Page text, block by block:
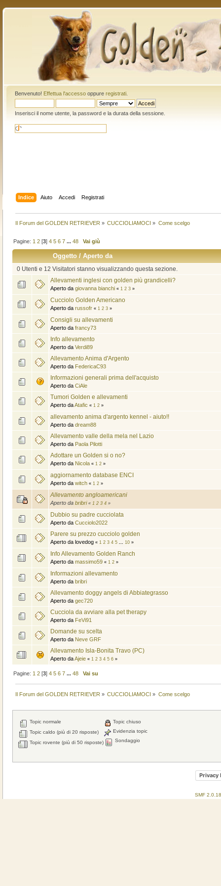
Benvenuto! Effettua l'accessooppure registrati.
Inserisci il nome utente, la password e la durata della sessione.
Indice Aiuto Accedi Registrati
Il Forum del GOLDEN RETRIEVER » CUCCIOLIAMOCI » Come scelgo
Pagine: 1 2 [3]4 5 6 7 ...48 Vai giù
Oggetto/Aperto da
0 Utenti e 12 Visitatori stanno visualizzando questa sezione.
Allevamenti inglesi con golden più grandicelli?
Aperto da giovanna bianchi « 1 2 3»
Cucciolo Golden Americano
Aperto da russofr « 1 2 3»
Consigli su allevamenti
Aperto da francy73
Info allevamento
Aperto da Verdi89
Allevamento Anima d'Argento
Aperto da FedericaC93
Informazioni generali prima dell'acquisto
Aperto da CiAle
Tumori Golden e allevamenti
Aperto daAtafic « 1 2»
allevamento anima d'argento kennel - aiuto!!
Aperto da dream88
Allevamento valle della mela nel Lazio
Aperto da Paola Pilotti
Adottare un Golden si o no?
Aperto da Nicola « 1 2»
aggiornamento database ENCI
Aperto da witch « 1 2»
Allevamento angloamericani
Aperto da bribri « 1 2 3 4»
Dubbio su padre cucciolata
Aperto da Cucciolo2022
Parere su prezzo cucciolo golden
Aperto da lovedog « 1 2 3 4 5 10»
Info Allevamento Golden Ranch
Aperto da massimo59 « 1 2»
Informazioni allevamento
Aperto da bribri
Allevamento doggy angels di Abbiategrasso
Aperto da gec720
Cucciola da avviare alla pet therapy
Aperto da FeVi91
Domande su scelta
Aperto da Neve GRF
Allevamento Isla-Bonita Travo (PC)
Aperto daAjeie « 1 2 3 4 5 6»
Pagine: 1 2 [3]4 5 6 7 ...48 Vai su
Il Forum del GOLDEN RETRIEVER » CUCCIOLIAMOCI » Come scelgo
Topic normale
Topic caldo (più di 20 risposte)
Topic rovente (più di 50 risposte)
Topic chiuso
Evidenzia topic
Sondaggio
Privacy
SMF 2.0.18